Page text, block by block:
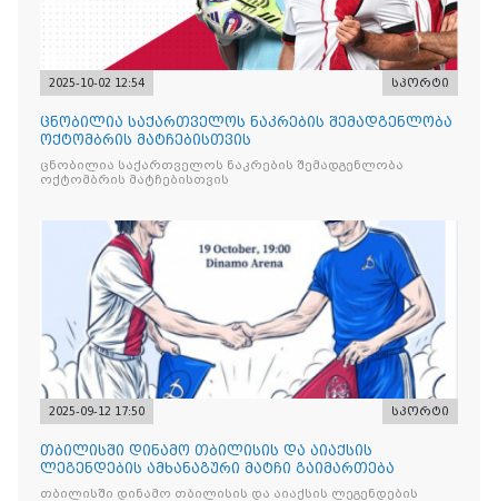
2025-10-02 12:54 სპორტი
ცნობილია საქართველოს ნაკრების შემადგენლობა
ოქტომბრის მატჩებისთვის
ცნობილია საქართველოს ნაკრების შემადგენლობა
ოქტომბრის მატჩებისთვის
2025-09-12 17:50 სპორტი
თბილისში დინამო თბილისის და აიაქსის
ლეგენდების ამხანაგური მატჩი გაიმართება
თბილისში დინამო თბილისის და აიაქსის ლეგენდების